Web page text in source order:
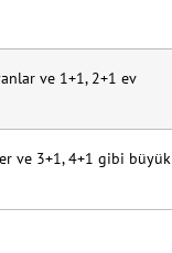
ve 1+1, 2+1 ev
ve 3+1, 4+1 gibi büyük